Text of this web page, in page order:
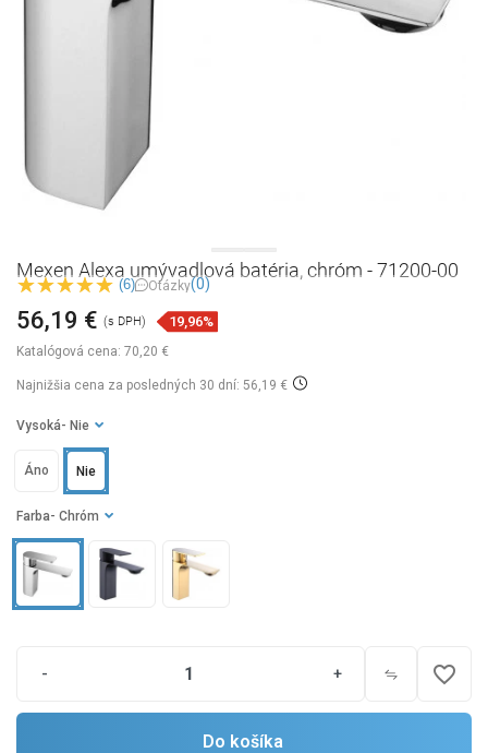
Mexen Alexa umývadlová batéria, chróm - 71200-00
(6) Otázky(0)
Katalógová cena: 70,20 €
56,19 € (s DPH) 19,96%
Najnižšia cena za posledných 30 dní: 56,19 €
Farba - Chróm
Vysoká - Nie
Nie
Áno
- + favorite_border
Do košíka